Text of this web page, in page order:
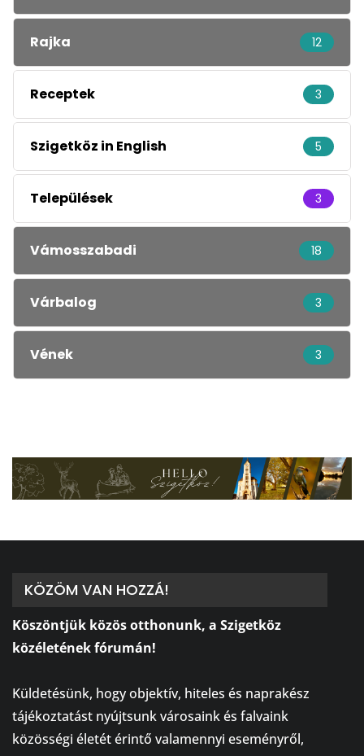
Rajka 12
Receptek 3
Szigetköz in English 5
Települések 3
Vámosszabadi 18
Várbalog 3
Vének 3
KÖZÖM VAN HOZZÁ!
Köszöntjük közös otthonunk, a Szigetköz
közéletének fórumán!
Küldetésünk, hogy objektív, hiteles és naprakész
tájékoztatást nyújtsunk városaink és falvaink
közösségi életét érintő valamennyi eseményről,